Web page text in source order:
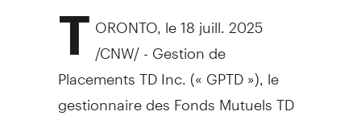
T ORONTO le 18 juill. 2025
/CNW/ - Gestion de
Placements TD Inc. (« GPTD »), le
gestionnaire des Fonds Mutuels TD